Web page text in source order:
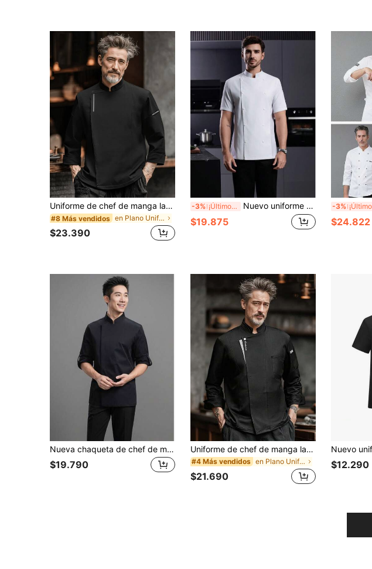
Uniforme de chef de manga larga, negro, resistente al desgaste, fácil de lavar, resistente a las pelusas, tela suave para la piel, resistente al color, adecuado para hotel, restaurante, panadería, cafetería, cocina, comedor, catering de cocina trasera, diseño unisex, uniforme de trabajo de manga larga para mujeres, uniforme de chef de manga larga para mujeres, uniforme de trabajo de manga larga para hombres, uniforme de chef de manga larga para primavera/otoño, uniforme de chef de manga larga negro, uniforme de chef de manga larga para hombres
#8 Más vendidos en Plano Uniformes para hombre, ropa de chef y uni
$23.390
-3% ¡Últimos 3 días Nuevo uniforme de chef personalizado de manga corta, espalda de malla transpirable, blanco de alta gama para hotel, restaurante occidental, panadería, cafetería, floristería, barbacoa, comida rápida, diseño de bolsillos para guardar artículos pequeños, tela suave para la piel, durable
$19.875
-3%
$24.822
Nueva chaqueta de chef de manga larga para hombre de unicolor con espalda transpirable, cuello alto, de alta gama
$19.790
Uniforme de chef de manga larga, negro, duradero, lavable, resistente a las pelusas, tela suave para la piel, resistente al color, adecuado para hotel, restaurante, panadería, cafetería, cocina, comedor, catering de cocina trasera, diseño unisex, uniforme de trabajo de manga larga para mujeres, uniforme de chef de manga larga para mujeres, uniforme de trabajo de manga larga para hombres, uniforme de chef de manga larga para primavera/otoño/invierno
#4 Más vendidos en Plano Uniformes para hombre, ropa de chef y uni
$21.690
$12.290